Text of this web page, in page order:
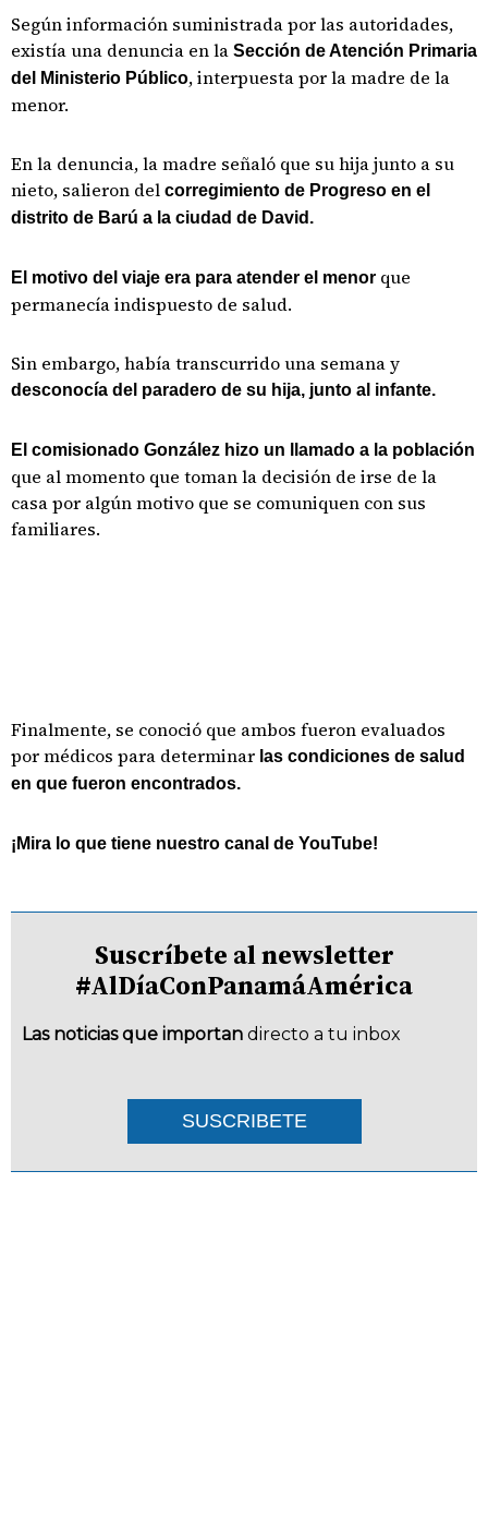
Según información suministrada por las autoridades,
existía una denuncia en la Sección de Atención Primaria
del Ministerio Público, interpuesta por la madre de la
menor.
En la denuncia, la madre señaló que su hija junto a su
nieto, salieron del corregimiento de Progreso en el
distrito de Barú a la ciudad de David.
El motivo del viaje era para atender el menor que
permanecía indispuesto de salud.
Sin embargo, había transcurrido una semana y
desconocía del paradero de su hija, junto al infante.
El comisionado González hizo un llamado a la población
que al momento que toman la decisión de irse de la
casa por algún motivo que se comuniquen con sus
familiares.
Finalmente, se conoció que ambos fueron evaluados
por médicos para determinar las condiciones de salud
en que fueron encontrados.
¡Mira lo que tiene nuestro canal de YouTube!
Suscríbete al newsletter
#AlDíaConPanamáAmérica
Las noticias que importan directo a tu inbox
SUSCRIBETE